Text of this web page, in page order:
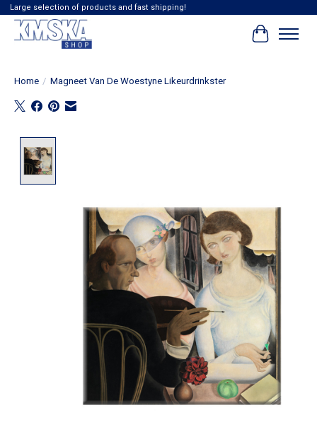
Large selection of products and fast shipping!
Home / Magneet Van De Woestyne Likeurdrinkster